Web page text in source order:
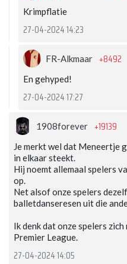
Krimpflatie
27-04-2024 14:23
FR-Alkmaar +8492
En gehyped!
27-04-2024 17:27
1908forever +19139
Je merkt wel dat Meneertje
in elkaar steekt.
Hij noemt allemaal spelers
op.
Net alsof onze spelers
balletdanseresen uit die
Ik denk dat onze spelers
Premier League.
27-04-2024 14:05